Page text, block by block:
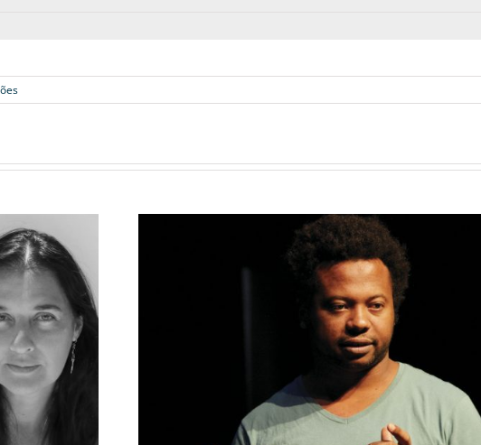
de roda
Oswald de
Roda de conversa tem como tema a
normatividade e as possibilidades
de expressão